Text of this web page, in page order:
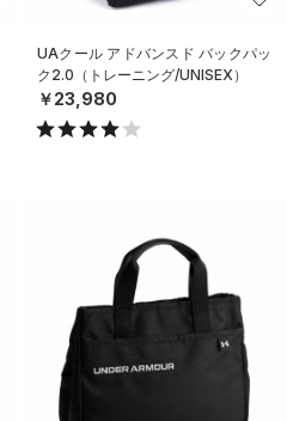
UAクール アドバンスド バックパッ
ク2.0（トレーニング/UNISEX）
￥23,980